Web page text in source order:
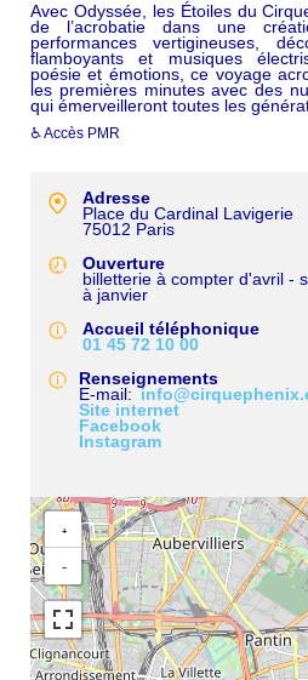
Avec Odyssée, les Étoiles du
de l’acrobatie dans une
performances vertigineuses,
flamboyants et musiques
poésie et émotions, ce voyage
les premières minutes avec des
qui émerveilleront toutes les
♿ Accès PMR
Adresse
Place du Cardinal Lavigerie
75012 Paris
Ouverture
billetterie à compter d'avril -
à janvier
Accueil téléphonique
01 45 72 10 00
Renseignements
E-mail
Site internet
Facebook
Instagram
+
−